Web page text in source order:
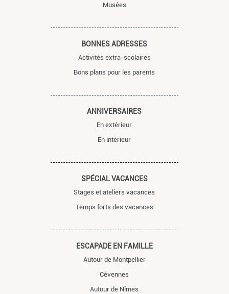
Musées
BONNES ADRESSES
Activités extra-scolaires
Bons plans pour les parents
ANNIVERSAIRES
En extérieur
En intérieur
SPÉCIAL VACANCES
Stages et ateliers vacances
Temps forts des vacances
ESCAPADE EN FAMILLE
Autour de Montpellier
Cévennes
Autour de Nîmes